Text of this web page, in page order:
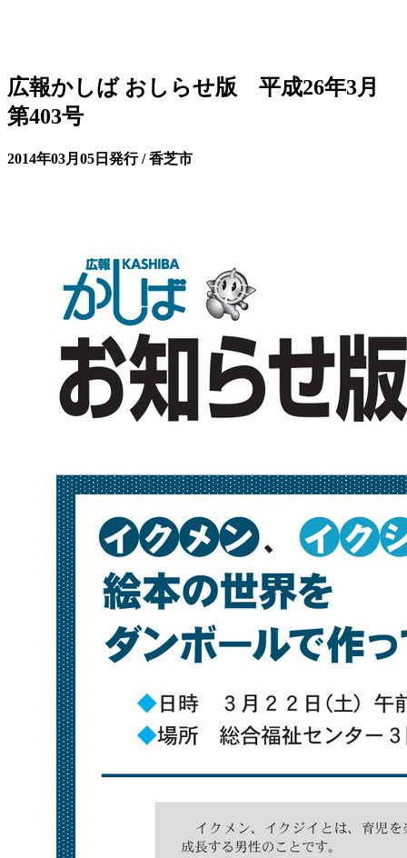
広報かしば おしらせ版 平成26年3月
第403号
2014年03月05日発行 / 香芝市